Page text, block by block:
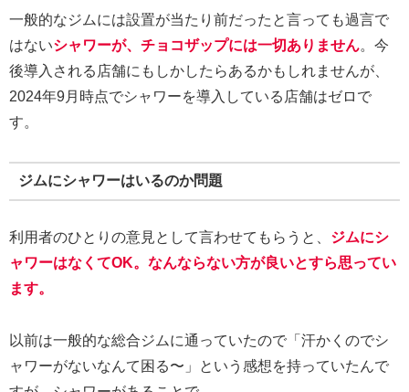
一般的なジムには設置が当たり前だったと言っても過言で
はないシャワーが、チョコザップには一切ありません。今
後導入される店舗にもしかしたらあるかもしれませんが、
2024年9月時点でシャワーを導入している店舗はゼロで
す。
ジムにシャワーはいるのか問題
利用者のひとりの意見として言わせてもらうと、 ジムにシ
ャワーはなくてOK。なんならない方が良いとすら思ってい
ます。
以前は一般的な総合ジムに通っていたので「汗かくのでシ
ャワーがないなんて困る〜」という感想を持っていたんで